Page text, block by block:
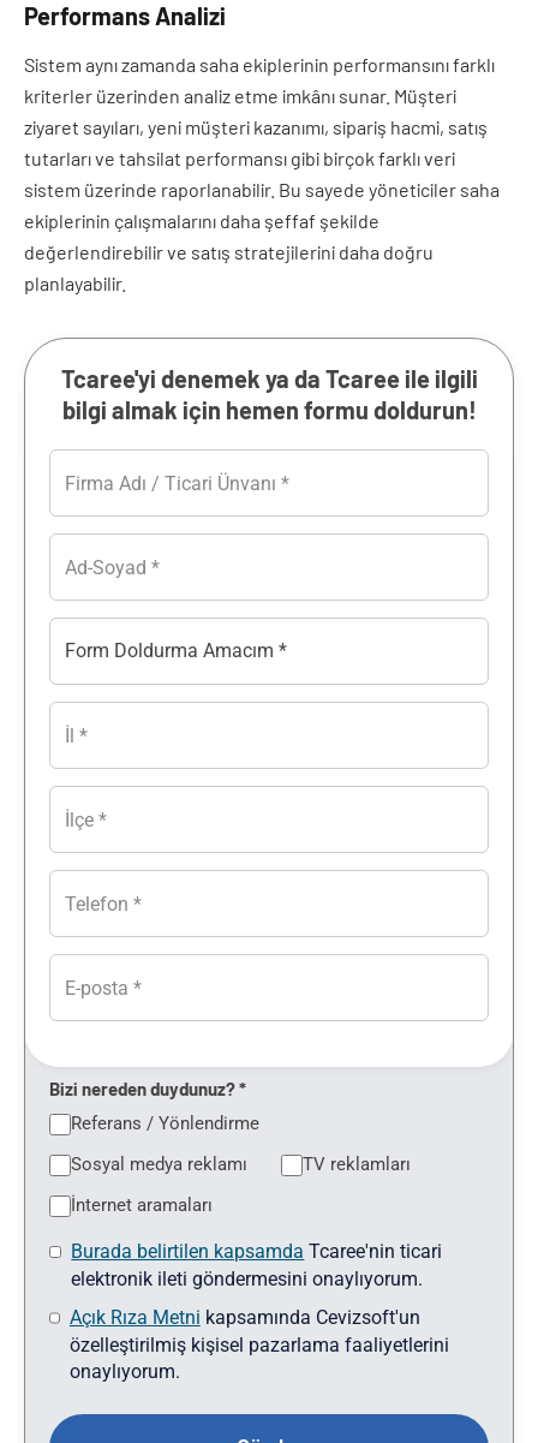
Performans Analizi
Sistem aynı zamanda saha ekiplerinin performansını farklı
kriterler üzerinden analiz etme imkânı sunar. Müşteri
ziyaret sayıları, yeni müşteri kazanımı, sipariş hacmi, satış
tutarları ve tahsilat performansı gibi birçok farklı veri
sistem üzerinde raporlanabilir. Bu sayede yöneticiler saha
ekiplerinin çalışmalarını daha şeffaf şekilde
değerlendirebilir ve satış stratejilerini daha doğru
planlayabilir.
Tcaree'yi denemek ya da Tcaree ile ilgili
bilgi almak için hemen formu doldurun!
Bizi nereden duydunuz? *
Referans / Yönlendirme
Sosyal medya reklamı
TV reklamları
İnternet aramaları
Burada belirtilen kapsamda Tcaree'nin ticari
elektronik ileti göndermesini onaylıyorum.
Açık Rıza Metni kapsamında Cevizsoft'un
özelleştirilmiş kişisel pazarlama faaliyetlerini
onaylıyorum.